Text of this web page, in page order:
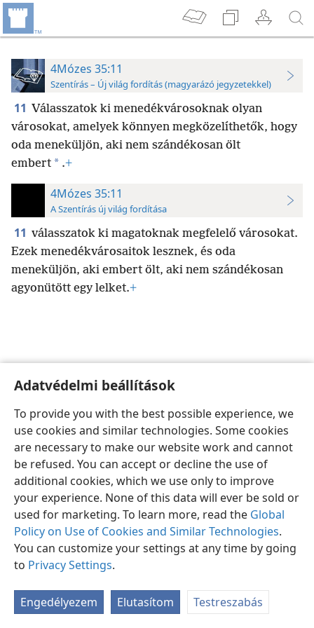
Adatvédelmi beállítások
To provide you with the best possible experience, we
use cookies and similar technologies. Some cookies
are necessary to make our website work and cannot
be refused. You can accept or decline the use of
additional cookies, which we use only to improve
your experience. None of this data will ever be sold or
used for marketing. To learn more, read the Global
Policy on Use of Cookies and Similar Technologies.
You can customize your settings at any time by going
to Privacy Settings.
Engedélyezem Elutasítom Testreszabás
4Mózes 35:11
Szentírás – Új világ fordítás (magyarázó jegyzetekkel)
11 Válasszatok ki menedékvárosoknak olyan
városokat, amelyek könnyen megközelíthetők, hogy
oda meneküljön, aki nem szándékosan ölt
embert * .+
4Mózes 35:11
A Szentírás új világ fordítása
11 válasszatok ki magatoknak megfelelő városokat.
Ezek menedékvárosaitok lesznek, és oda
meneküljön, aki embert ölt, aki nem szándékosan
agyonütött egy lelket.+
Magyar Beállítások
Copyright© 2026 Watch Tower Bible and Tract Society of Pennsylvania
Bizalmas információra vonatkozó szabályok
Adatvédelmi beállítások
JW.ORG Bejelentkezés